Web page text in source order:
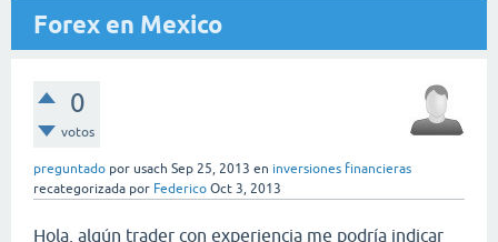
Forex en Mexico
0
votos
preguntado por usach Sep 25, 2013 en inversiones financieras
recategorizada por Federico Oct 3, 2013
Hola, algún trader con experiencia me podría indicar